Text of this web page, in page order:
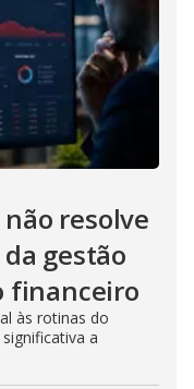
resolve
gestão
financeiro
às rotinas do
a